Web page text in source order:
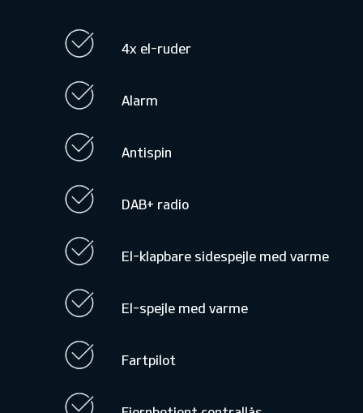
4x el-ruder
Alarm
Antispin
DAB+ radio
El-klapbare sidespejle med varme
El-spejle med varme
Fartpilot